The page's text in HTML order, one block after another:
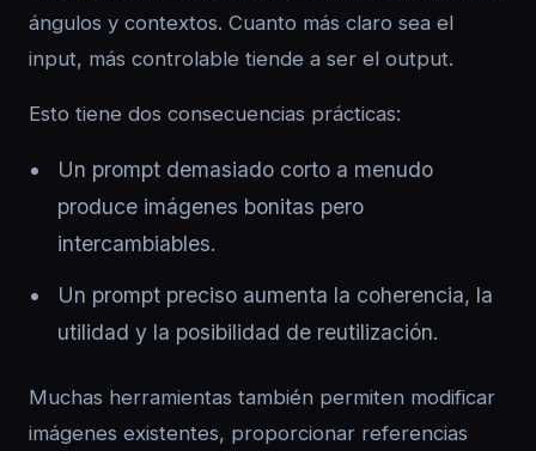
ángulos y contextos. Cuanto más claro sea el
input, más controlable tiende a ser el output.
Esto tiene dos consecuencias prácticas:
Un prompt demasiado corto a menudo
produce imágenes bonitas pero
intercambiables.
Un prompt preciso aumenta la coherencia, la
utilidad y la posibilidad de reutilización.
Muchas herramientas también permiten modificar
imágenes existentes, proporcionar referencias